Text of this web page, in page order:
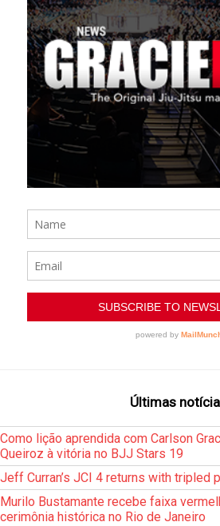
Últimas
Como lição aprendida com Carlson
Queiroz à vitória no BJJ Stars 19
Jeff Curran’s JCI 4 returns with tripled
Murilo Bustamante recebe faixa
cerimônia histórica no Rio de Janeiro